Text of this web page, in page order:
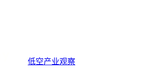
低空产业观察